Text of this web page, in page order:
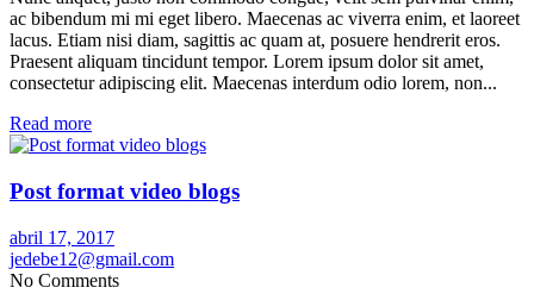
ac bibendum mi mi eget libero. Maecenas ac viverra enim, et laoreet
lacus. Etiam nisi diam, sagittis ac quam at, posuere hendrerit eros.
Praesent aliquam tincidunt tempor. Lorem ipsum dolor sit amet,
consectetur adipiscing elit. Maecenas interdum odio lorem, non...
Read more
Post format video blogs
abril 17, 2017
jedebe12@gmail.com
No Comments